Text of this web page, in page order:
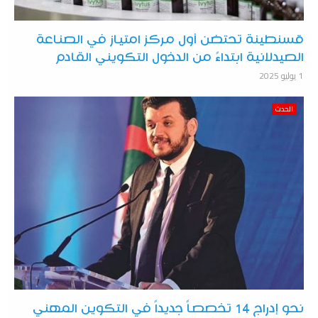
قسنطينة تحتضن أول مركز امتياز في الصناعة
الصيدلانية ابتداءً من الدخول التكويني القادم
1 يوليو 2025
الحدث
نحو إدراج 14 تخصصاً جديداً في التكوين المهني